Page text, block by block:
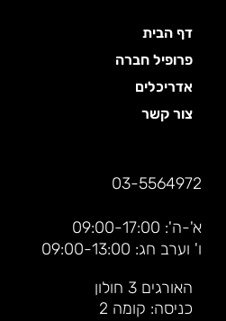
דף הבית
פרופיל חברה
אדריכלים
צור קשר
03-5564972
א'-ה': 09:00-17:00
ו' וערב חג: 09:00-13:00
האורגים 3 חולון
כניסה: קומה 2